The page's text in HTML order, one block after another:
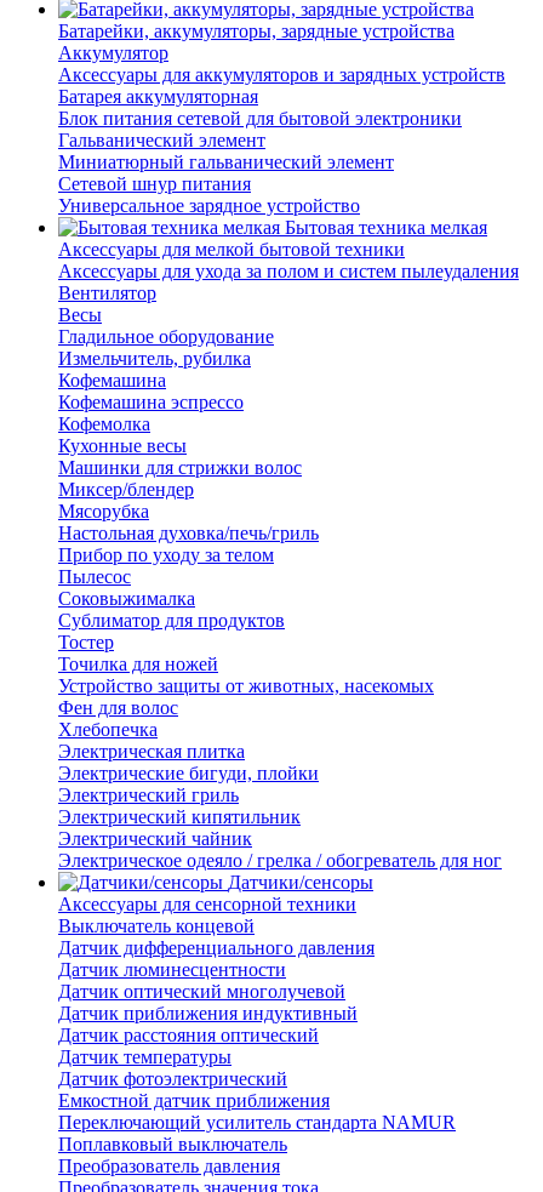
Батарейки, аккумуляторы, зарядные устройства
Аккумулятор
Аксессуары для аккумуляторов и зарядных устройств
Батарея аккумуляторная
Блок питания сетевой для бытовой электроники
Гальванический элемент
Миниатюрный гальванический элемент
Сетевой шнур питания
Универсальное зарядное устройство
Бытовая техника мелкая
Аксессуары для мелкой бытовой техники
Аксессуары для ухода за полом и систем пылеудаления
Вентилятор
Весы
Гладильное оборудование
Измельчитель, рубилка
Кофемашина
Кофемашина эспрессо
Кофемолка
Кухонные весы
Машинки для стрижки волос
Миксер/блендер
Мясорубка
Настольная духовка/печь/гриль
Прибор по уходу за телом
Пылесос
Соковыжималка
Сублиматор для продуктов
Тостер
Точилка для ножей
Устройство защиты от животных, насекомых
Фен для волос
Хлебопечка
Электрическая плитка
Электрические бигуди, плойки
Электрический гриль
Электрический кипятильник
Электрический чайник
Электрическое одеяло / грелка / обогреватель для ног
Датчики/сенсоры
Аксессуары для сенсорной техники
Выключатель концевой
Датчик дифференциального давления
Датчик люминесцентности
Датчик оптический многолучевой
Датчик приближения индуктивный
Датчик расстояния оптический
Датчик температуры
Датчик фотоэлектрический
Емкостной датчик приближения
Переключающий усилитель стандарта NAMUR
Поплавковый выключатель
Преобразователь давления
Преобразователь значения тока